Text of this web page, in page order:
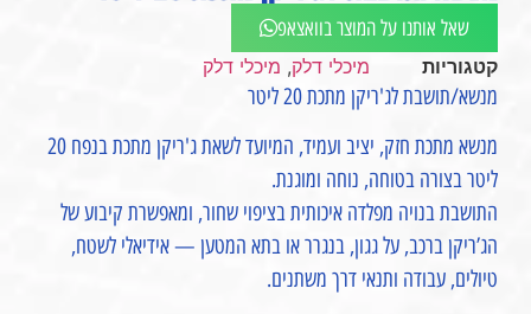
שאל אותנו על המוצר בוואצאפ
קטגוריות מיכלי דלק, מיכלי דלק
מנשא/תושבת לג'ריקן מתכת 20 ליטר
מנשא מתכת חזק, יציב ועמיד, המיועד לשאת ג'ריקן מתכת בנפח 20
ליטר בצורה בטוחה, נוחה ומוגנת.
התושבת בנויה מפלדה איכותית בציפוי שחור, ומאפשרת קיבוע של
הג’ריקן ברכב, על גגון, בנגרר או בתא המטען — אידיאלי לשטח,
טיולים, עבודה ותנאי דרך משתנים.